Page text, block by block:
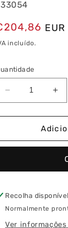
EUR
incluído.
Diminuir
a
quantidade
Pimenteiro
(4W
e
2
a
de
e
2
Recolha
Normalmente
Ver informações